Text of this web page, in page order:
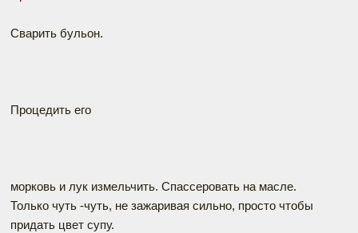
Сварить бульон.
Процедить его
морковь и лук измельчить. Спассеровать на масле.
Только чуть -чуть, не зажаривая сильно, просто чтобы
придать цвет супу.